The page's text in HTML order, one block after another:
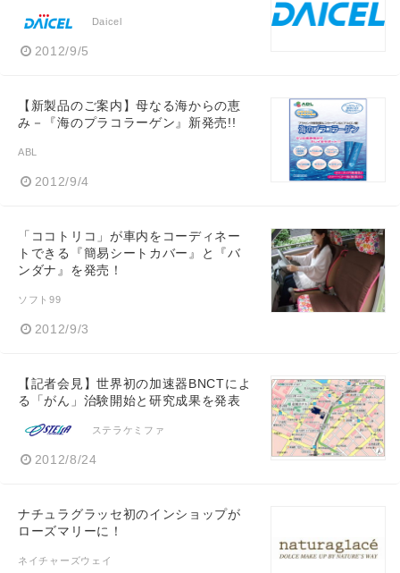
Daicel
2012/9/5
【新製品のご案内】母なる海からの恵
み－『海のプラコラーゲン』新発売!!
ABL
2012/9/4
「ココトリコ」が車内をコーディネー
トできる『簡易シートカバー』と『バ
ンダナ』を発売！
ソフト99
2012/9/3
【記者会見】世界初の加速器BNCTによ
る「がん」治験開始と研究成果を発表
ステラケミファ
2012/8/24
ナチュラグラッセ初のインショップが
ローズマリーに！
ネイチャーズウェイ